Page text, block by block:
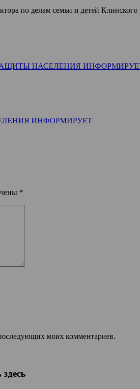
по делам семьи и детей
НАСЕЛЕНИЯ
ИНФОРМИРУЕТ
*
моих комментариев.